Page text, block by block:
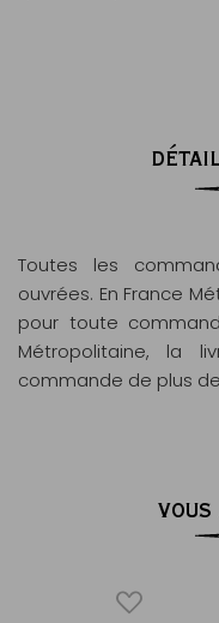
Toutes les
ouvrées. En France
pour toute
Métropolitaine, la
commande de plus